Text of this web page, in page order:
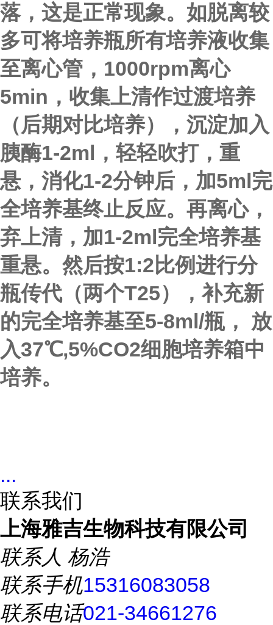
落，这是正常现象。如脱离较
多可将培养瓶所有培养液收集
至离心管，1000rpm离心
5min， 收集上清作过渡培养
（后期对比培养）
，沉淀加入
胰酶1-2ml，轻轻吹打，重
悬，消化1-2分钟后，加5ml完
全培养基终止反应。再离心，
弃上清，加1-2ml完全培养基
重悬。然后按1:2比例进行分
瓶传代（两个T25），补充新
的完全培养基至5-8ml/瓶， 放
入37℃,5%CO2细胞培养箱中
培养。
...
联系我们
上海雅吉生物科技有限公司
联系人 杨浩
联系手机15316083058
联系电话021-34661276